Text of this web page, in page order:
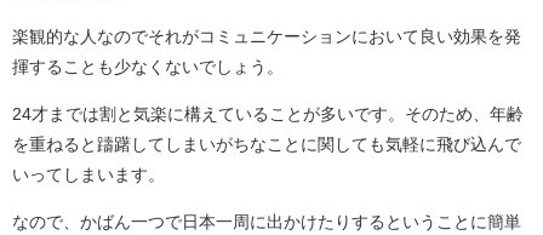
楽観的な人なのでそれがコミュニケーションにおいて良い効果を発
揮することも少なくないでしょう。
24才までは割と気楽に構えていることが多いです。そのため、年齢
を重ねると躊躇してしまいがちなことに関しても気軽に飛び込んで
いってしまいます。
なので、かばん一つで日本一周に出かけたりするということに簡単